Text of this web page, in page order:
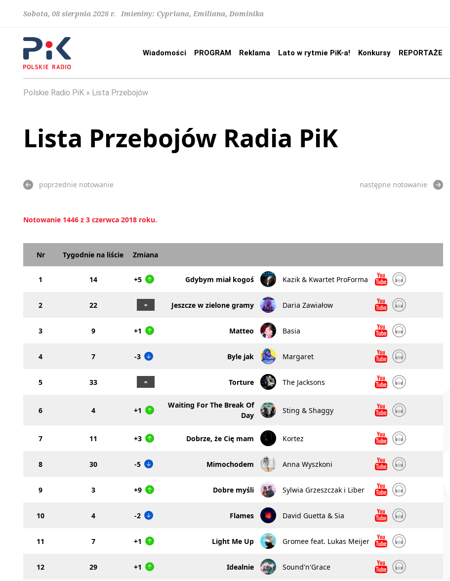
Sobota, 08 sierpnia 2026 r. Imieniny: Cypriana, Emiliana, Dominika
Wiadomości PROGRAM Reklama Lato w rytmie PiK-a! Konkursy REPORTAŻE
Polskie Radio PiK Lista Przebojów
Lista Przebojów Radia PiK
poprzednie notowanie następne notowanie
Notowanie 1446 z 3 czerwca 2018 roku.
Nr Tygodnie na liście Zmiana
1 14 +5 Gdybym miał kogoś Kazik & Kwartet ProForma
2 22 Jeszcze w zielone gramy Daria Zawiałow
3 9 +1 Matteo Basia
4 7 -3 Byle jak Margaret
5 33 Torture The Jacksons
6 4 +1
Waiting For The Break Of
Day
Sting & Shaggy
7 11 +3 Dobrze, że Cię mam Kortez
8 30 -5 Mimochodem Anna Wyszkoni
9 3 +9 Dobre myśli Sylwia Grzeszczak i Liber
10 4 -2 Flames David Guetta & Sia
11 7 +1 Light Me Up Gromee feat. Lukas Meijer
12 29 +1 Idealnie Sound'n'Grace